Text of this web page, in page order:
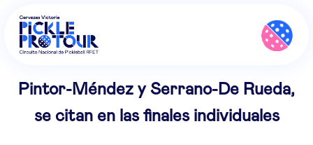
Pintor-Méndez y Serrano-De Rueda,
se citan en las finales individuales